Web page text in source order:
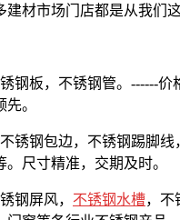
材市场门店都是从我们这
钢板，不锈钢管。------价
。
锈钢包边，不锈钢踢脚线
。尺寸精准，交期及时。
钢屏风， 不锈钢水槽，不